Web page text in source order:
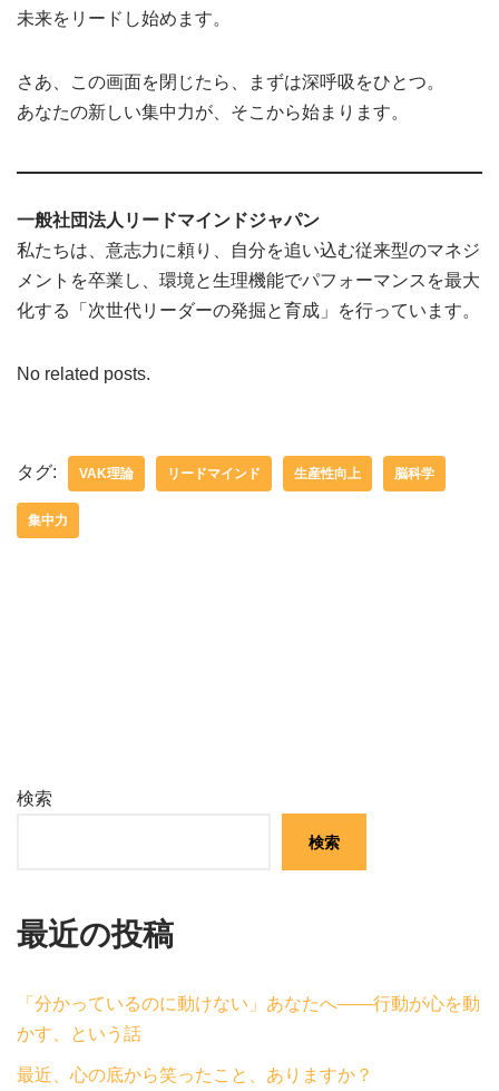
未来をリードし始めます。
さあ、この画面を閉じたら、まずは深呼吸をひとつ。
あなたの新しい集中力が、そこから始まります。
一般社団法人リードマインドジャパン
私たちは、意志力に頼り、自分を追い込む従来型のマネジ
メントを卒業し、環境と生理機能でパフォーマンスを最大
化する「次世代リーダーの発掘と育成」を行っています。
No related posts.
タグ: VAK理論 リードマインド 生産性向上 脳科学
集中力
検索
検索
最近の投稿
「分かっているのに動けない」あなたへ——行動が心を動
かす、という話
最近、心の底から笑ったこと、ありますか？